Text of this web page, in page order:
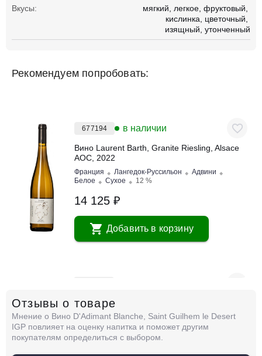
Вкусы: мягкий легкое фруктовый
кислинка
цветочный
изящный утонченный
Рекомендуем попробовать:
677194 в наличии
Вино Laurent Barth, Granite Riesling, Alsace
AOC, 2022
Франция Лангедок-Руссильон
Адвини
Белое
Сухое 12 %
14 125 ₽
Добавить в корзину
Вино Laurent Barth, Pinot d'Alsace AOC, 2022
Франция Лангедок-Руссильон Адвини
Белое
Сухое
12 %
6 625 ₽
Отзывы о товаре
Мнение о Вино D'Adimant Blanche, Saint Guilhem le Desert
IGP повлияет на оценку напитка и поможет другим
покупателям определиться с выбором.